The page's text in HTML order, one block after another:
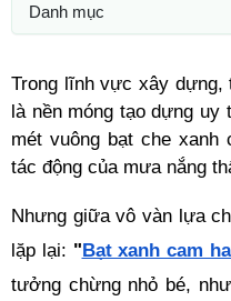
Danh mục
Trong lĩnh vực xây dựng,
là nền móng tạo dựng
mét vuông bạt che
tác động của mưa nắng
Nhưng giữa vô vàn lựa
lặp lại: "Bạt xanh cam
tưởng chừng nhỏ bé,